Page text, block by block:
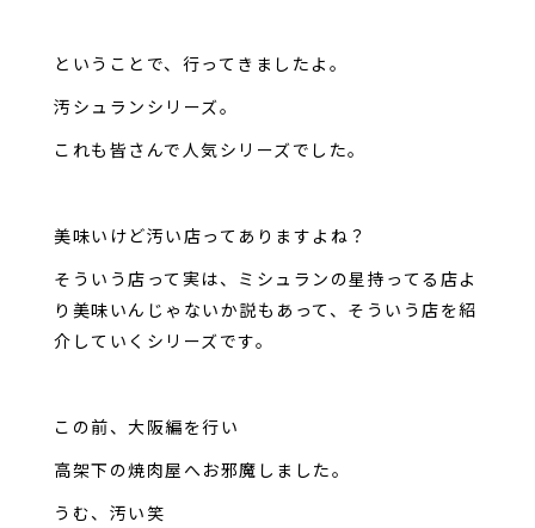
ということで、行ってきましたよ。
汚シュランシリーズ。
これも皆さんで人気シリーズでした。
美味いけど汚い店ってありますよね？
そういう店って実は、ミシュランの星持ってる店よ
り美味いんじゃないか説もあって、そういう店を紹
介していくシリーズです。
この前、大阪編を行い
高架下の焼肉屋へお邪魔しました。
うむ、汚い笑